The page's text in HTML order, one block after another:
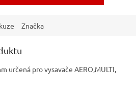
Značka
určená pro vysavače AERO,MULTI,